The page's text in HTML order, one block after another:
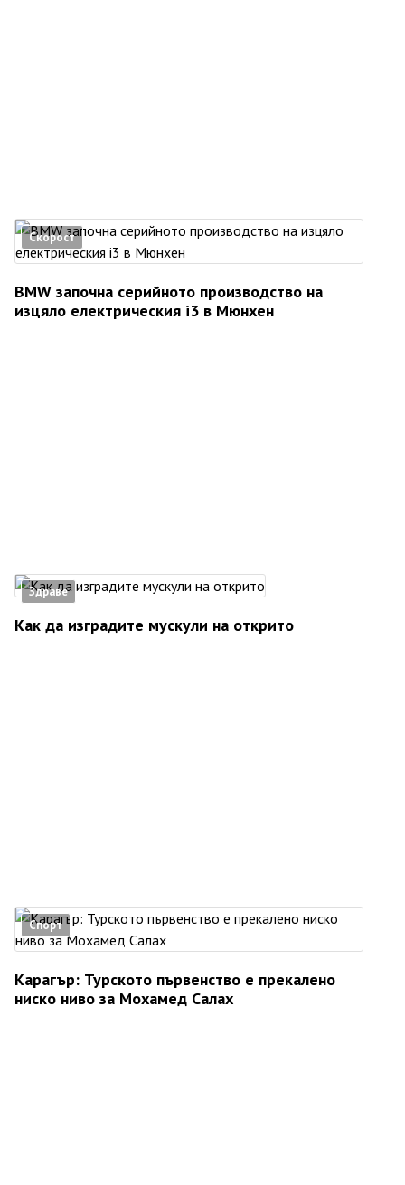
Скорост
BMW започна серийното производство на
изцяло електрическия i3 в Мюнхен
Здраве
Как да изградите мускули на открито
Спорт
Карагър: Турското първенство е прекалено
ниско ниво за Мохамед Салах